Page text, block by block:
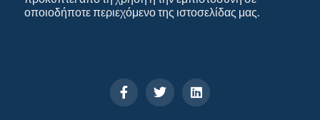
οποιοδήποτε περιεχόμενο της ιστοσελίδας μας.